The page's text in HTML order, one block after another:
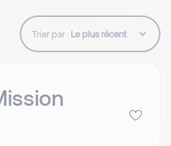
Trier par :